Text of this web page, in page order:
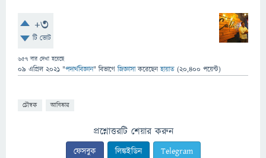
+3
টি ভোট
657 বার দেখা হয়েছে
09 এপ্রিল 2021 "পদার্থবিজ্ঞান" বিভাগে জিজ্ঞাসাকরেছেনহায়াত (20,400 পয়েন্ট)
চৌম্বক আবিষ্কার
প্রশ্নোত্তরটি শেয়ার করুন
ফেসবুক লিঙ্কইডিন Telegram